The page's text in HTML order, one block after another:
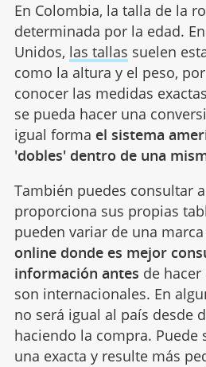
En Colombia, la talla de la
determinada por la edad.
Unidos, las tallas suelen
como la altura y el peso,
conocer las medidas
se pueda hacer una
igual forma el sistema
'dobles' dentro de una
También puedes consultar
proporciona sus propias
pueden variar de una
online donde es mejor
información antes de
son internacionales. En
no será igual al país desde
haciendo la compra. Puede
una exacta y resulte más